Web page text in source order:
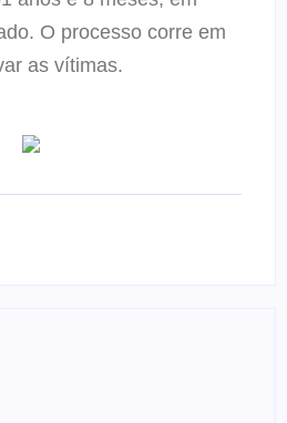
O processo corre em
as vítimas.